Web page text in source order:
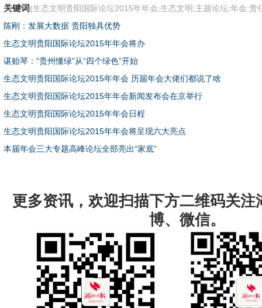
关键词(生态文明贵阳国际论坛2015年年会;生态文明;主题论坛;年会;责
陈刚：发展大数据 贵阳独具优势
生态文明贵阳国际论坛2015年年会将办
谌贻琴：“贵州懂绿”从“四个绿色”开始
生态文明贵阳国际论坛2015年年会 历届年会大佬们都说了啥
生态文明贵阳国际论坛2015年年会新闻发布会在京举行
生态文明贵阳国际论坛2015年年会日程
生态文明贵阳国际论坛2015年年会将呈现六大亮点
本届年会三大专题高峰论坛全部亮出“家底”
更多资讯，欢迎扫描下方二维码关注
博、微信。